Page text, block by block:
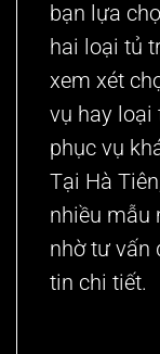
bạn lựa
hai loại tủ
xem xét
vụ hay loại
phục vụ
Tại Hà
nhiều mẫu
nhờ tư vấn
tin chi tiết.